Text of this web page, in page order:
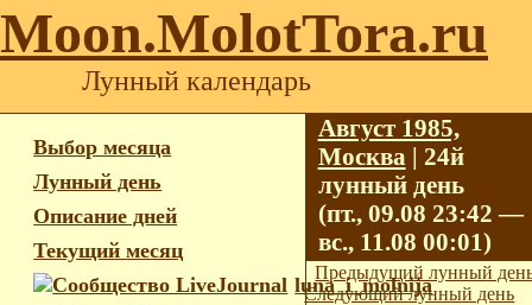
Moon.MolotTora.ru
Лунный календарь
Выбор месяца
Лунный день
Описание дней
Текущий месяц
luna_i_molnija
Август 1985,
Москва | 24й
лунный день
(пт., 09.08 23:42 —
вс., 11.08 00:01)
Предыдущий лунный
Следующий лунный день